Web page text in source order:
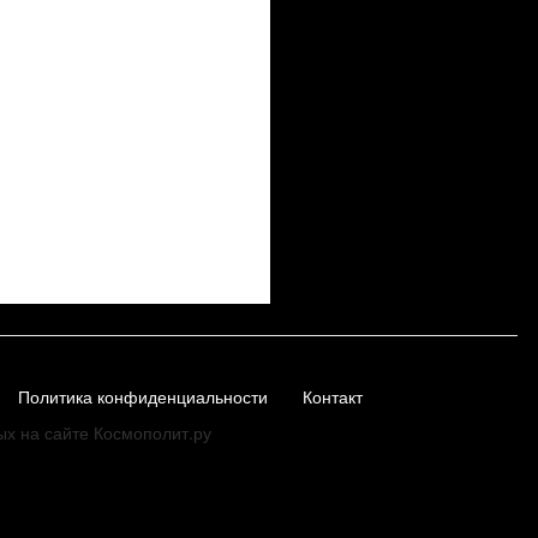
Политика конфиденциальности Контакт
на сайте Космополит.ру